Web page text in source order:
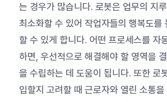
는 경우가 많습니다. 로봇은 업무의 지
최소화할 수 있어 작업자들의 행복도를
할 수 있게 합니다. 어떤 프로세스를 자
하면, 우선적으로 해결해야 할 영역을
을 수립하는 데 도움이 됩니다. 또한 로
입할지 고려할 때 근로자와 열린 소통을